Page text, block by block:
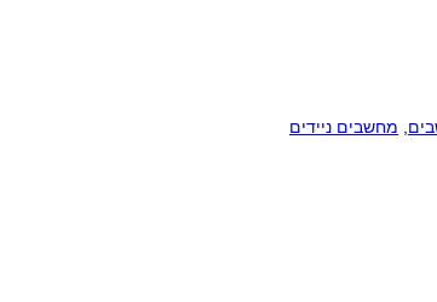
מחשבים ניידים